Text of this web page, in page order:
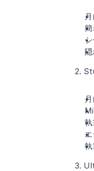
2.
3.